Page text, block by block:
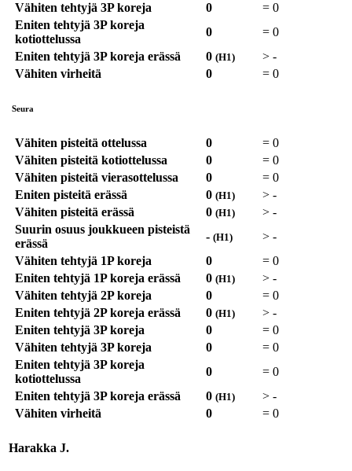
Vähiten tehtyjä 3P koreja
0 = 0
Eniten tehtyjä 3P koreja
kotiottelussa
0 = 0
Eniten tehtyjä 3P koreja erässä
0 (H1) > -
Vähiten virheitä
0 = 0
Seura
Vähiten pisteitä ottelussa 0 = 0
Vähiten pisteitä kotiottelussa
0 = 0
Vähiten pisteitä vierasottelussa
0 = 0
Eniten pisteitä erässä
0 (H1) > -
Vähiten pisteitä erässä
0 (H1) > -
Suurin osuus joukkueen pisteistä
erässä
- (H1) > -
Vähiten tehtyjä 1P koreja
0 = 0
Eniten tehtyjä 1P koreja erässä
0 (H1) > -
Vähiten tehtyjä 2P koreja
0 = 0
Eniten tehtyjä 2P koreja erässä
0 (H1) > -
Eniten tehtyjä 3P koreja
0 = 0
Vähiten tehtyjä 3P koreja
0 = 0
Eniten tehtyjä 3P koreja
kotiottelussa
0 = 0
Eniten tehtyjä 3P koreja erässä
0 (H1) > -
Vähiten virheitä
0 = 0
Harakka J.